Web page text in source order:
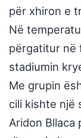
për xhiron e
Në
përgatitur në
stadiumin
Me grupin
cili kishte një
Aridon Bllaca